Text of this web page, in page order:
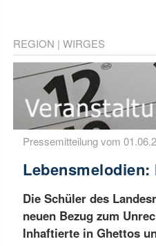
REGION | WIRGES
Pressemitteilung vom
Die Schüler des
neuen Bezug zum
Inhaftierte in Ghettos